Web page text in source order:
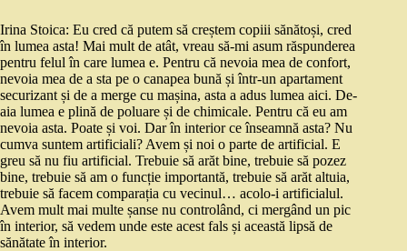
Irina Stoica: Eu cred că putem să creștem copiii sănătoși, cred
în lumea asta! Mai mult de atât, vreau să-mi asum răspunderea
pentru felul în care lumea e. Pentru că nevoia mea de confort,
nevoia mea de a sta pe o canapea bună și într-un apartament
securizant și de a merge cu mașina, asta a adus lumea aici. De-
aia lumea e plină de poluare și de chimicale. Pentru că eu am
nevoia asta. Poate și voi. Dar în interior ce înseamnă asta? Nu
cumva suntem artificiali? Avem și noi o parte de artificial. E
greu să nu fiu artificial. Trebuie să arăt bine, trebuie să pozez
bine, trebuie să am o funcție importantă, trebuie să arăt altuia,
trebuie să facem comparația cu vecinul… acolo-i artificialul.
Avem mult mai multe șanse nu controlând, ci mergând un pic
în interior, să vedem unde este acest fals și această lipsă de
sănătate în interior.